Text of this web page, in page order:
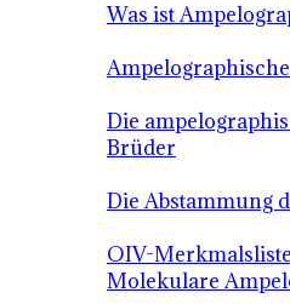
Was ist
Die
Brüder
Die Abstammung
OIV-
Molekulare